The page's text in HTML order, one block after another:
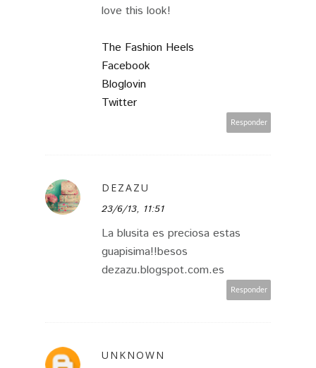
love this look!
The Fashion Heels
Facebook
Bloglovin
Twitter
Responder
DEZAZU
23/6/13, 11:51
La blusita es preciosa estas
guapisima!!besos
dezazu.blogspot.com.es
Responder
UNKNOWN